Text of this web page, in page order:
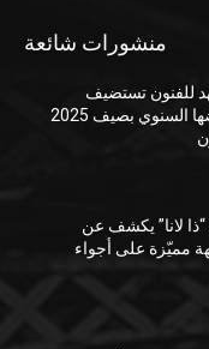
منشورات شائعة
للفنون تستضيف
النسخة الثالثة من معرضها السنوي بصيف 2025
لانا” يكشف عن
مميّزة على أجواء